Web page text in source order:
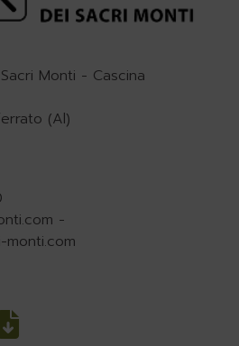
Monti - Cascina
(Al)
-
monti.com